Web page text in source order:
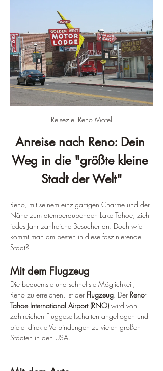
Reiseziel Reno Motel
Anreise nach Reno: Dein
Weg in die "größte kleine
Stadt der Welt"
Reno, mit seinem einzigartigen Charme und der
Nähe zum atemberaubenden Lake Tahoe, zieht
jedes Jahr zahlreiche Besucher an. Doch wie
kommt man am besten in diese faszinierende
Stadt?
Mit dem Flugzeug
Die bequemste und schnellste Möglichkeit,
Reno zu erreichen, ist der Flugzeug. Der Reno-
Tahoe International Airport (RNO) wird von
zahlreichen Fluggesellschaften angeflogen und
bietet direkte Verbindungen zu vielen großen
Städten in den USA.